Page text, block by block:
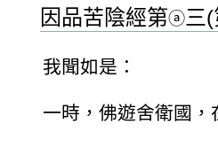
因品苦陰經第ⓐ三
我聞如是：
一時，佛遊舍衛國，